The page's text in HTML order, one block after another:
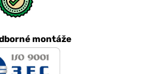
montáže